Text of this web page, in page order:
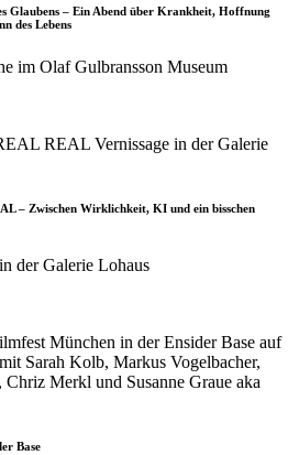
Glaubens – Ein Abend über Krankheit, Hoffnung
des Lebens
im Olaf Gulbransson Museum
– Zwischen Wirklichkeit, KI und ein bisschen
der Galerie Lohaus
Base